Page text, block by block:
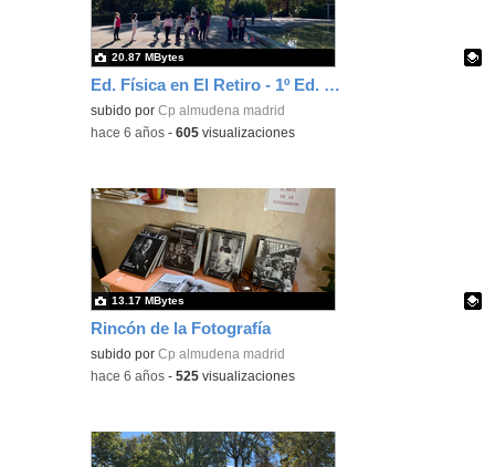
Ed. Física en El Retiro - 1º Ed. Primaria
Contenido educativo.
subido porCp almudena madrid
20.87 MBytes
-hace 6 años -605 visualizaciones
Rincón de la Fotografía
Contenido educativo.
subido porCp almudena madrid
13.17 MBytes
-hace 6 años -525 visualizaciones